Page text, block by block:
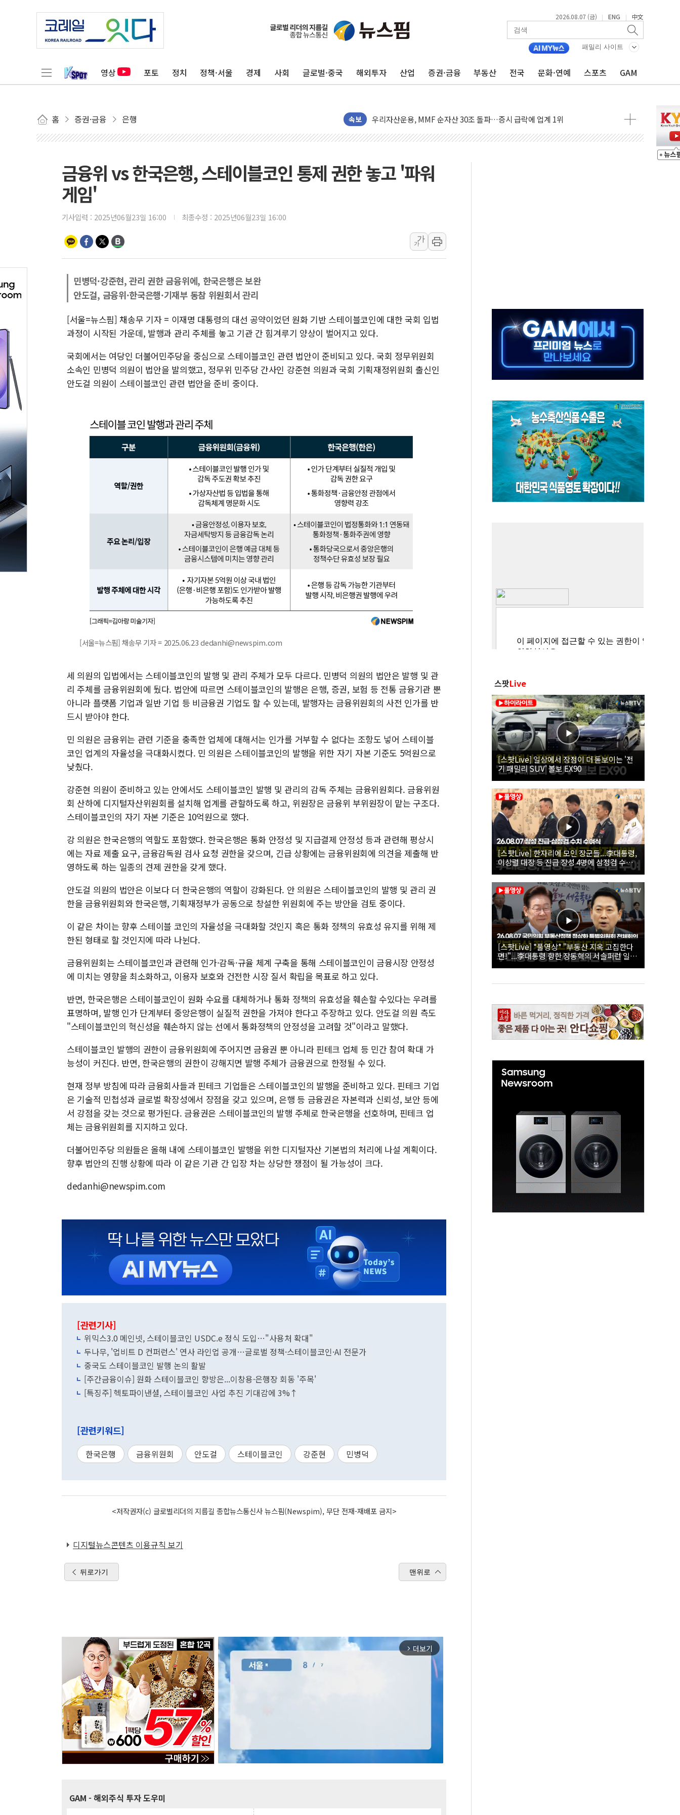
2026.08.07 (금) | ENG | 中文
패밀리 사이트
영상 포토 정치 정책·서울 경제 사회 글로벌·중국 해외투자 산업 증권·금융 부동산 전국 문화·연예 스포츠 GAM
홈 증권·금융 은행 속보
나경원 의원 "장기보유 1주택자 과도한 세금 부당"…소득세법 개정안 발의 예고
李대통령, 규제합리화위 부위원장에 김태유·국립외교원장에 김흥규
금투협, ChatGPT로 투자 웹리포트 만든다…AI 금융데이터 분석 과정 개설
박홍근 "국가재정시스템 안정성 한순간도 흔들려선 안돼"
李대통령, 장성 진급 신고식 "내란으로 훼손된 軍 신뢰 회복해야"
TBH글로벌, 상반기 매출 1006억원…전년비 13.9% 증가
건설 불황 속 내실 다진 한샘…B2B 확장으로 성장동력 확보
"내년 메모리 물량 동났다"…선수금 내걸고 확보 전쟁
美 정보 당국 "푸틴, 몇 년 내 NATO 결속력 시험하려 한정적 침공 가능성"
인도, 바이오가스 생산에 3.5조원 투입키로...'에너지 자립' 일환
[AI 카드뉴스] 기후변화가 바꾼 대한민국 여름
금융위 vs 한국은행, 스테이블코인 통제 권한 놓고 '파워
게임'
기사입력 : 2025년06월23일 16:00 최종수정 : 2025년06월23일 16:00
가
가
민병덕·강준현, 관리 권한 금융위에, 한국은행은 보완
안도걸, 금융위·한국은행·기재부 동참 위원회서 관리
[서울=뉴스핌] 채송무 기자 = 이재명 대통령의 대선 공약이었던 원화 기반 스테이블코인에 대한 국회 입법
과정이 시작된 가운데, 발행과 관리 주체를 놓고 기관 간 힘겨루기 양상이 벌어지고 있다.
국회에서는 여당인 더불어민주당을 중심으로 스테이블코인 관련 법안이 준비되고 있다. 국회 정무위원회
소속인 민병덕 의원이 법안을 발의했고, 정무위 민주당 간사인 강준현 의원과 국회 기획재정위원회 출신인
안도걸 의원이 스테이블코인 관련 법안을 준비 중이다.
[서울=뉴스핌] 채송무 기자 = 2025.06.23 dedanhi@newspim.com
세 의원의 입법에서는 스테이블코인의 발행 및 관리 주체가 모두 다르다. 민병덕 의원의 법안은 발행 및 관
리 주체를 금융위원회에 뒀다. 법안에 따르면 스테이블코인의 발행은 은행, 증권, 보험 등 전통 금융기관 뿐
아니라 플랫폼 기업과 일반 기업 등 비금융권 기업도 할 수 있는데, 발행자는 금융위원회의 사전 인가를 반
드시 받아야 한다.
민 의원은 금융위는 관련 기준을 충족한 업체에 대해서는 인가를 거부할 수 없다는 조항도 넣어 스테이블
코인 업계의 자율성을 극대화시켰다. 민 의원은 스테이블코인의 발행을 위한 자기 자본 기준도 5억원으로
낮췄다.
강준현 의원이 준비하고 있는 안에서도 스테이블코인 발행 및 관리의 감독 주체는 금융위원회다. 금융위원
회 산하에 디지털자산위원회를 설치해 업계를 관할하도록 하고, 위원장은 금융위 부위원장이 맡는 구조다.
스테이블코인의 자기 자본 기준은 10억원으로 했다.
강 의원은 한국은행의 역할도 포함했다. 한국은행은 통화 안정성 및 지급결제 안정성 등과 관련해 평상시
에는 자료 제출 요구, 금융감독원 검사 요청 권한을 갖으며, 긴급 상황에는 금융위원회에 의견을 제출해 반
영하도록 하는 일종의 견제 권한을 갖게 했다.
안도걸 의원의 법안은 이보다 더 한국은행의 역할이 강화된다. 안 의원은 스테이블코인의 발행 및 관리 권
한을 금융위원회와 한국은행, 기획재정부가 공동으로 창설한 위원회에 주는 방안을 검토 중이다.
이 같은 차이는 향후 스테이블 코인의 자율성을 극대화할 것인지 혹은 통화 정책의 유효성 유지를 위해 제
한된 형태로 할 것인지에 따라 나뉜다.
금융위원회는 스테이블코인과 관련해 인가·감독·규율 체계 구축을 통해 스테이블코인이 금융시장 안정성
에 미치는 영향을 최소화하고, 이용자 보호와 건전한 시장 질서 확립을 목표로 하고 있다.
반면, 한국은행은 스테이블코인이 원화 수요를 대체하거나 통화 정책의 유효성을 훼손할 수있다는 우려를
표명하며, 발행 인가 단계부터 중앙은행이 실질적 권한을 가져야 한다고 주장하고 있다. 안도걸 의원 측도
"스테이블코인의 혁신성을 훼손하지 않는 선에서 통화정책의 안정성을 고려할 것"이라고 말했다.
스테이블코인 발행의 권한이 금융위원회에 주어지면 금융권 뿐 아니라 핀테크 업체 등 민간 참여 확대 가
능성이 커진다. 반면, 한국은행의 권한이 강해지면 발행 주체가 금융권으로 한정될 수 있다.
현재 정부 방침에 따라 금융회사들과 핀테크 기업들은 스테이블코인의 발행을 준비하고 있다. 핀테크 기업
은 기술적 민첩성과 글로벌 확장성에서 장점을 갖고 있으며, 은행 등 금융권은 자본력과 신뢰성, 보안 등에
서 강점을 갖는 것으로 평가된다. 금융권은 스테이블코인의 발행 주체로 한국은행을 선호하며, 핀테크 업
체는 금융위원회를 지지하고 있다.
더불어민주당 의원들은 올해 내에 스테이블코인 발행을 위한 디지털자산 기본법의 처리에 나설 계획이다.
향후 법안의 진행 상황에 따라 이 같은 기관 간 입장 차는 상당한 쟁점이 될 가능성이 크다.
dedanhi@newspim.com
[관련기사]
위믹스3.0 메인넷, 스테이블코인 USDC.e 정식 도입…"사용처 확대"
두나무, '업비트 D 컨퍼런스' 연사 라인업 공개…글로벌 정책·스테이블코인·AI 전문가
중국도 스테이블코인 발행 논의 활발
[주간금융이슈] 원화 스테이블코인 향방은...이창용·은행장 회동 '주목'
[특징주] 헥토파이낸셜, 스테이블코인 사업 추진 기대감에 3%↑
[관련키워드]
한국은행 금융위원회 안도걸 스테이블코인 강준현 민병덕
<저작권자(c) 글로벌리더의 지름길 종합뉴스통신사 뉴스핌(Newspim), 무단 전재-재배포 금지>
디지털뉴스콘텐츠 이용규칙 보기
뒤로가기 맨위로
arrow_forward_ios 더보기
GAM - 해외주식 투자 도우미
스팟Live
[스팟Live] 일상에서 장점이 더 돋보이는 '전
기 패밀리 SUV' 볼보 EX90
[스팟Live] 한자리에 모인 장군들...李대통령,
이상렬 대장 등 진급 장성 4명에 삼정검 수치
직접 수여｜26.08.07 장성 진급·삼정검 수치
수여식
[스팟Live] *풀영상* "부동산 지옥 고집한다
면!"...李대통령 향한 장동혁의 서슬퍼런 일갈
| 26.08.07 국민의힘 부동산정책 정상화 특별